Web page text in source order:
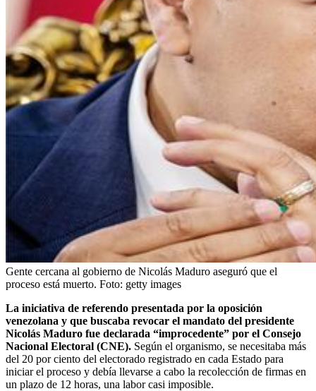
Gente cercana al gobierno de Nicolás Maduro aseguró que el
proceso está muerto. Foto: getty images
La iniciativa de referendo presentada por la oposición
venezolana y que buscaba revocar el mandato del presidente
Nicolás Maduro fue declarada “improcedente” por el Consejo
Nacional Electoral (CNE). Según el organismo, se necesitaba más
del 20 por ciento del electorado registrado en cada Estado para
iniciar el proceso y debía llevarse a cabo la recolección de firmas en
un plazo de 12 horas, una labor casi imposible.